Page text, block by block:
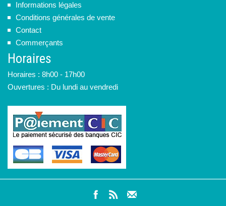
Informations légales
Conditions générales de vente
Contact
Commerçants
Horaires
Horaires : 8h00 - 17h00
Ouvertures : Du lundi au vendredi